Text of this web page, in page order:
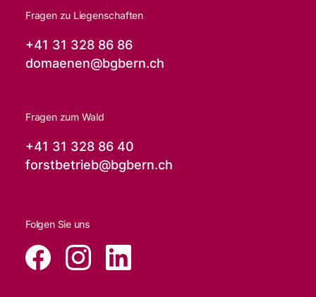
Fragen zu Liegenschaften
+41 31 328 86 86
domaenen@bgbern.ch
Fragen zum Wald
+41 31 328 86 40
forstbetrieb@bgbern.ch
Folgen Sie uns